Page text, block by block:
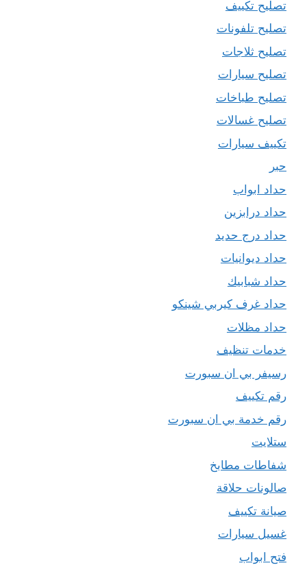
تصليح تكييف
تصليح تلفونات
تصليح ثلاجات
تصليح سيارات
تصليح طباخات
تصليح غسالات
تكييف سيارات
حبر
حداد ابواب
حداد درابزين
حداد درج حديد
حداد ديوانيات
حداد شبابيك
حداد غرف كيربي شينكو
حداد مظلات
خدمات تنظيف
رسيفر بي ان سبورت
رقم تكييف
رقم خدمة بي ان سبورت
ستلايت
شفاطات مطابخ
صالونات حلاقة
صيانة تكييف
غسيل سيارات
فتح ابواب